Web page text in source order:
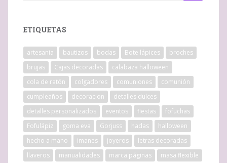
ETIQUETAS
artesania bautizos bodas Bote lápices
broches
brujas
Cajas decoradas
calabaza halloween
cola de ratón
colgadores comuniones
comunión
cumpleaños
decoracion
detalles dulces
detalles personalizados
eventos fiestas
fofuchas
Fofulápiz
goma eva Gorjuss hadas
halloween
hecho a mano
imanes joyeros
letras decoradas
llaveros
manualidades marca páginas
masa flexible